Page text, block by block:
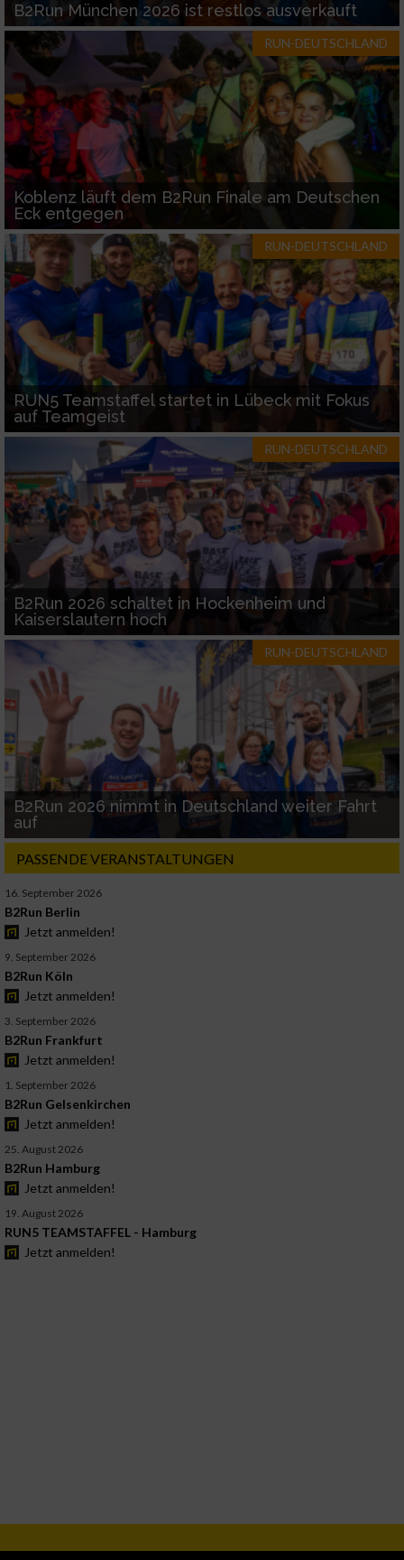
B2Run München 2026 ist restlos ausverkauft
RUN-DEUTSCHLAND
Koblenz läuft dem B2Run Finale am Deutschen
Eck entgegen
RUN-DEUTSCHLAND
RUN5 Teamstaffel startet in Lübeck mit Fokus
auf Teamgeist
RUN-DEUTSCHLAND
B2Run 2026 schaltet in Hockenheim und
Kaiserslautern hoch
RUN-DEUTSCHLAND
B2Run 2026 nimmt in Deutschland weiter Fahrt
auf
PASSENDE VERANSTALTUNGEN
16. September 2026
B2Run Berlin
Jetzt anmelden!
9. September 2026
B2Run Köln
Jetzt anmelden!
3. September 2026
B2Run Frankfurt
Jetzt anmelden!
1. September 2026
B2Run Gelsenkirchen
Jetzt anmelden!
25. August 2026
B2Run Hamburg
Jetzt anmelden!
19. August 2026
RUN5 TEAMSTAFFEL - Hamburg
Jetzt anmelden!